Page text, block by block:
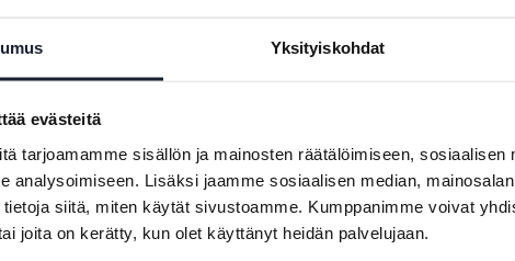
Yksityiskohdat
evästeitä
tarjoamamme sisällön ja mainosten räätälöimiseen,
analysoimiseen. Lisäksi jaamme sosiaalisen median,
siitä, miten käytät sivustoamme. Kumppanimme voivat
joita on kerätty, kun olet käyttänyt heidän palvelujaan.
Ferrari
Fiat